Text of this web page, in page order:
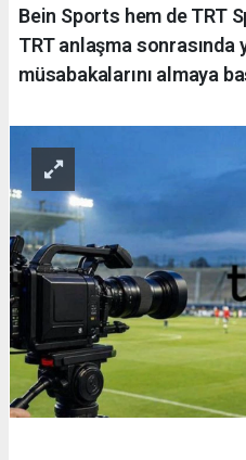
Bein Sports hem de TRT
TRT anlaşma sonrasında
müsabakalarını almaya